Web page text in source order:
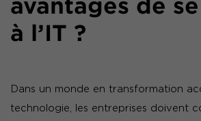
avantages de
à l’IT ?
Dans un monde en transformation
technologie, les entreprises doivent